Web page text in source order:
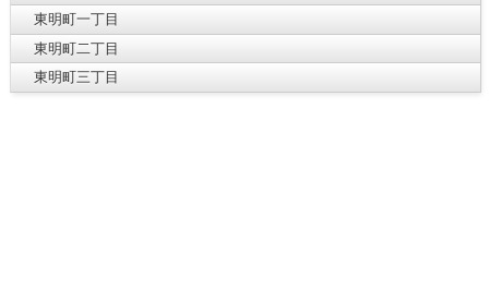
東明町一丁目
東明町二丁目
東明町三丁目